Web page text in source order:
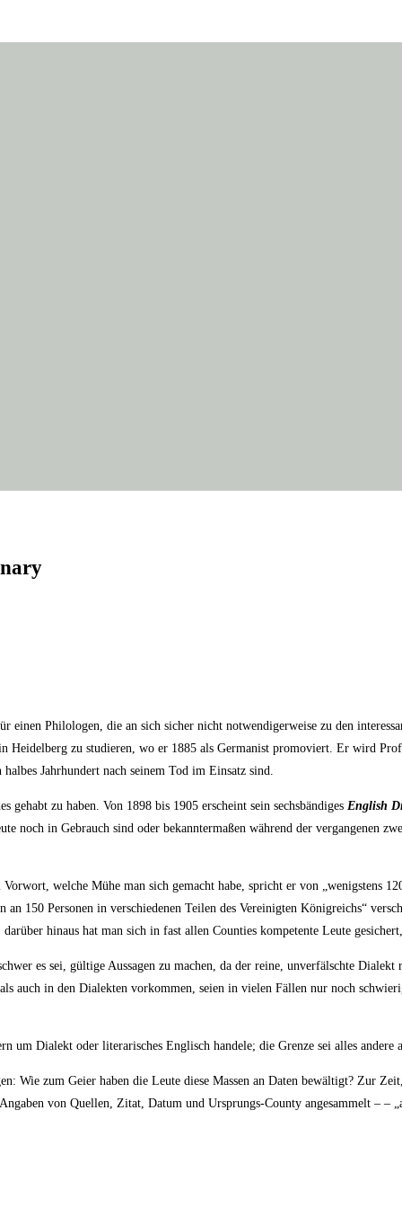
einen Phi­lo­lo­gen, die an sich sicher nicht not­wen­di­ger­wei­se zu den
Hei­del­berg zu stu­die­ren, wo er 1885 als Ger­ma­nist pro­mo­viert. Er wird
Jahr­hun­dert nach sei­nem Tod im Ein­satz sind.
gehabt zu haben. Von 1898 bis 1905 erscheint sein sechs­bän­di­ges Eng­lish
noch in Gebrauch sind oder bekann­ter­ma­ßen wäh­rend der ver­gan­ge­nen
wel­che Mühe man sich gemacht habe, spricht er von „wenigs­tens
150 Per­so­nen in ver­schie­de­nen Tei­len des Ver­ei­nig­ten König­reichs“
hin­aus hat man sich in fast allen Coun­ties kom­pe­ten­te Leu­te
es sei, gül­ti­ge Aus­sa­gen zu machen, da der rei­ne, unver­fälsch­te
auch in den Dia­lek­ten vor­kom­men, sei­en in vie­len Fäl­len nur noch
um Dia­lekt oder lite­ra­ri­sches Eng­lisch han­de­le; die Gren­ze sei alles ande­re
Wie zum Gei­er haben die Leu­te die­se Mas­sen an Daten bewäl­tigt? Zur
von Quel­len, Zitat, Datum und Ursprungs-Coun­ty ange­sam­melt – –